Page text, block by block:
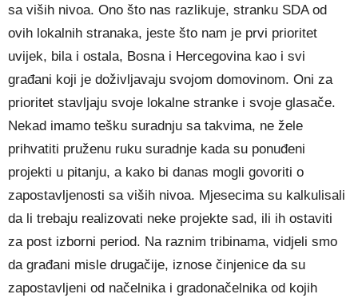
sa viših nivoa. Ono što nas razlikuje, stranku SDA od
ovih lokalnih stranaka, jeste što nam je prvi prioritet
uvijek, bila i ostala, Bosna i Hercegovina kao i svi
građani koji je doživljavaju svojom domovinom. Oni za
prioritet stavljaju svoje lokalne stranke i svoje glasače.
Nekad imamo tešku suradnju sa takvima, ne žele
prihvatiti pruženu ruku suradnje kada su ponuđeni
projekti u pitanju, a kako bi danas mogli govoriti o
zapostavljenosti sa viših nivoa. Mjesecima su kalkulisali
da li trebaju realizovati neke projekte sad, ili ih ostaviti
za post izborni period. Na raznim tribinama, vidjeli smo
da građani misle drugačije, iznose činjenice da su
zapostavljeni od načelnika i gradonačelnika od kojih